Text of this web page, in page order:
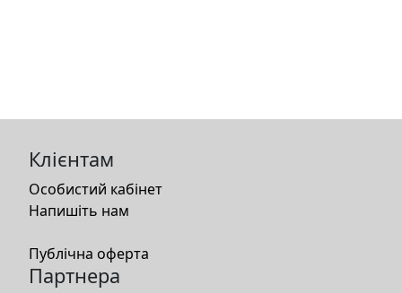
Клієнтам
Особистий кабінет
Напишіть нам
Публічна оферта
Партнера